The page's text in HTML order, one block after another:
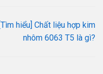
[Tìm hiểu] Chất liệu hợp kim
nhôm 6063 T5 là gì?